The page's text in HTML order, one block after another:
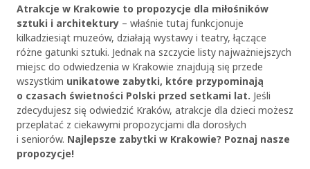
Atrakcje w Krakowie to propozycje dla miłośników
sztuki i architektury– właśnie tutaj funkcjonuje
kilkadziesiąt muzeów, działają wystawy i teatry, łączące
różne gatunki sztuki. Jednak na szczycie listy najważniejszych
miejsc do odwiedzenia w Krakowie znajdują się przede
wszystkim unikatowe zabytki, które przypominają
o czasach świetności Polski przed setkami lat. Jeśli
zdecydujesz się odwiedzić Kraków, atrakcje dla dzieci możesz
przeplatać z ciekawymi propozycjami dla dorosłych
i seniorów. Najlepsze zabytki w Krakowie? Poznaj nasze
propozycje!